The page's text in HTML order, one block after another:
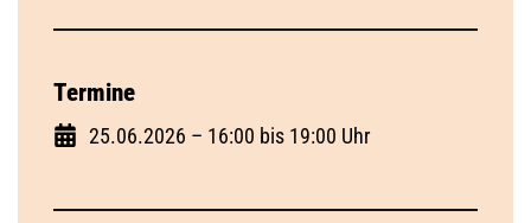
Termine
25.06.2026 – 16:00 bis 19:00 Uhr